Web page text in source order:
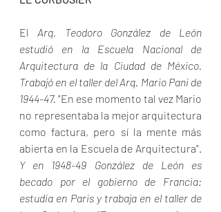
El Arq. Teodoro González de León
estudió en la Escuela Nacional de
Arquitectura de la Ciudad de México.
Trabajó en el taller del Arq. Mario Pani de
1944-47. "En ese momento tal vez Mario
no representaba la mejor arquitectura
como factura, pero sí la mente más
Y en 1948-49 González de León es
becado por el gobierno de Francia:
estudia en Paris y trabaja en el taller de